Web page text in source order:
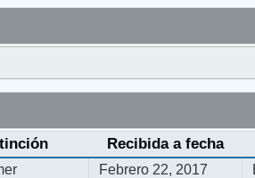
Recibida a fecha
Febrero 22, 2017